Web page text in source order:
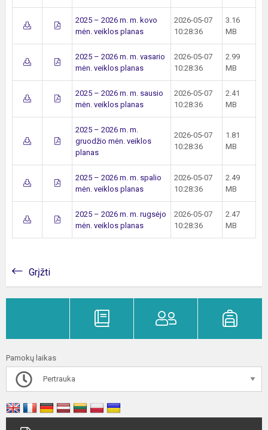
2025 – 2026 m. m. kovo
mėn. veiklos planas
2026-05-07
10:28:36
3.16
MB
2025 – 2026 m. m. vasario
mėn. veiklos planas
2026-05-07
10:28:36
2.99
MB
2025 – 2026 m. m. sausio
mėn. veiklos planas
2026-05-07
10:28:36
2.41
MB
2025 – 2026 m. m.
gruodžio mėn. veiklos
planas
2026-05-07
10:28:36
1.81
MB
2025 – 2026 m. m. spalio
mėn. veiklos planas
2026-05-07
10:28:36
2.49
MB
2025 – 2026 m. m. rugsėjo
mėn. veiklos planas
2026-05-07
10:28:36
2.47
MB
Grįžti
Pamokų laikas
Pertrauka